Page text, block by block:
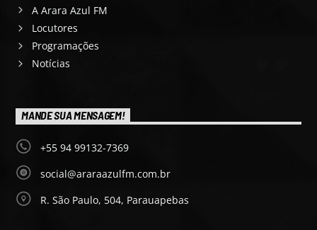
A Arara Azul FM
Locutores
Programações
Notícias
MANDE SUA MENSAGEM!
+55 94 99132-7369
social@araraazulfm.com.br
R. São Paulo, 504, Parauapebas